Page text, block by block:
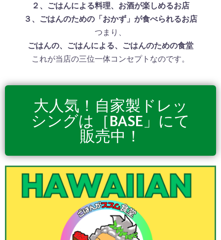
２、ごはんによる料理、お酒が楽しめるお店
３、ごはんのための「おかず」が食べられるお店
つまり、
ごはんの、ごはんによる、ごはんのための食堂
これが当店の三位一体コンセプトなのです。
大人気！自家製ドレッ
シングは［BASE」にて
販売中！